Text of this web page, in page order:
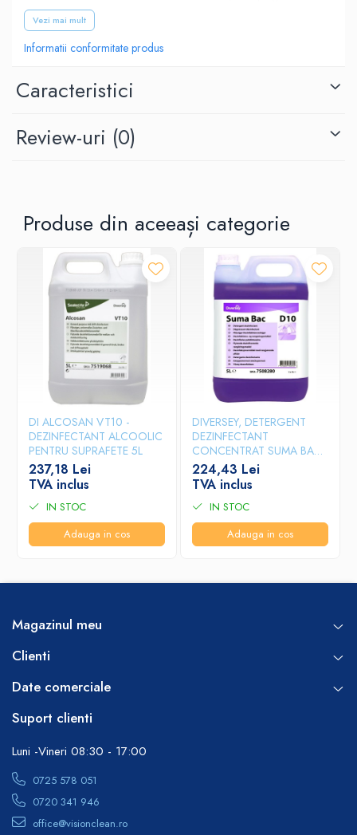
Agentii de curatare si dezinfectantii sunt depozitati in rezervoarele
dedicate. Controlul dozei se realizeaza prin analiza frecventa a
continutului de acid peracetic. Dupa procedura de dezinfectie,
suprafetele tratate trebuie clatite cu apa curata pentru a indeparta
Utilizati benzi de testare speciale pentru determinarea calitativa a
acidului peracetic. PERACLEAN 15 se descompune in reziduuri
Produsul înlocuiește Divosan Forte.
Vezi mai mult
Informatii conformitate produs
Caracteristici
Review-uri (0)
Produse din aceeași categorie
DI ALCOSAN VT10 -
DEZINFECTANT ALCOOLIC
PENTRU SUPRAFETE 5L
237,18 Lei
TVA inclus
IN STOC
Adauga in cos
DIVERSEY, DETERGENT
DEZINFECTANT
CONCENTRAT SUMA BAC
D10, 5L
224,43 Lei
TVA inclus
IN STOC
Adauga in cos
Magazinul meu
Clienti
Date comerciale
Suport clienti
Luni -Vineri 08:30 - 17:00
0725 578 051
0720 341 946
office@visionclean.ro